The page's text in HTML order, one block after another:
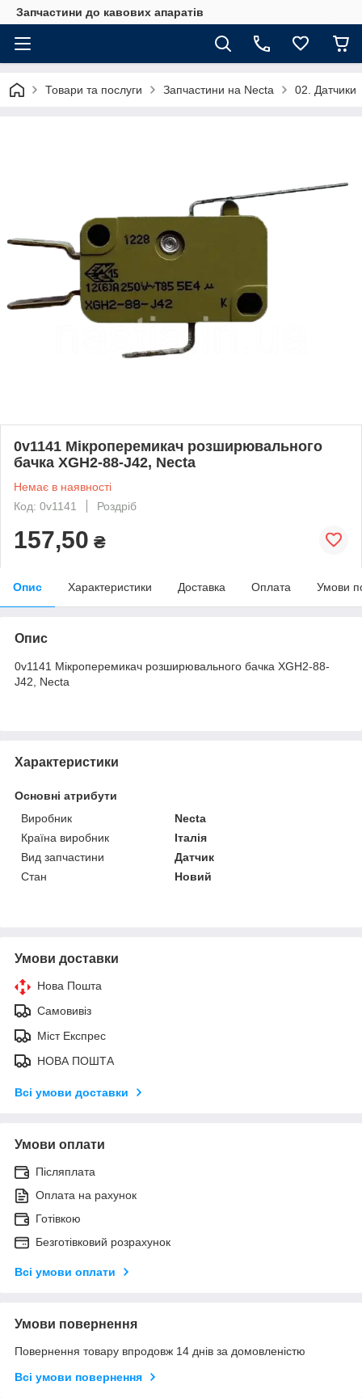
Запчастини до кавових апаратів
Товари та послуги Запчастини на Necta 02. Датчики
0v1141 Мікроперемикач розширювального
бачка XGH2-88-J42, Necta
Немає в наявності
Код: 0v1141
Роздріб
157,50 ₴
Опис Характеристики Доставка Оплата Умови
Опис
0v1141 Мікроперемикач розширювального бачка XGH2-88-
J42, Necta
Характеристики
Основні атрибути
Виробник
Necta
Країна виробник
Італія
Вид запчастини
Датчик
Стан
Новий
Умови доставки
Нова Пошта
Самовивіз
Міст Експрес
НОВА ПОШТА
Всі умови доставки
Умови оплати
Післяплата
Оплата на рахунок
Готівкою
Безготівковий розрахунок
Всі умови оплати
Умови повернення
Повернення товару впродовж 14 днів за домовленістю
Всі умови повернення